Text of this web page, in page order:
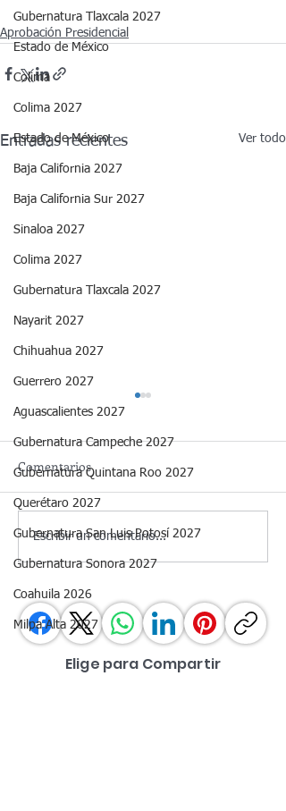
Gubernatura Tlaxcala 2027
Estado de México
Colima
Colima 2027
Estado de México
Baja California 2027
Baja California Sur 2027
Sinaloa 2027
Colima 2027
Gubernatura Tlaxcala 2027
Nayarit 2027
Chihuahua 2027
Guerrero 2027
Aguascalientes 2027
Gubernatura Campeche 2027
Gubernatura Quintana Roo 2027
Querétaro 2027
Gubernatura San Luis Potosí 2027
Gubernatura Sonora 2027
Coahuila 2026
Milpa Alta 2027
Aprobación Presidencial
Entradas recientes Ver todo
📊 Aprobación
presidencial en México |
Marzo 2026
Comentarios
Escribir un comentario...
Elige para Compartir